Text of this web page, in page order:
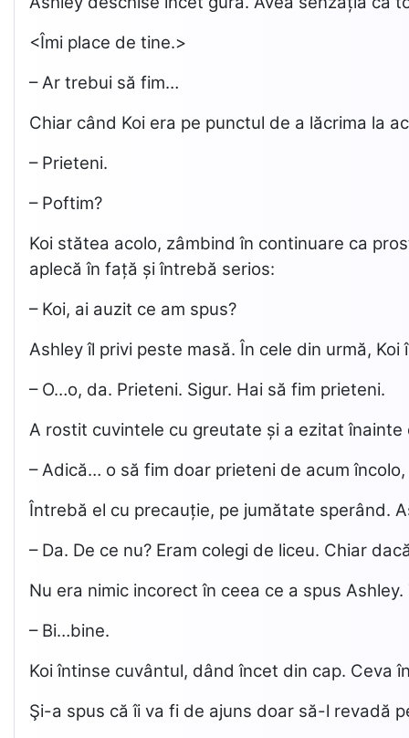
<Îmi place de tine.>
– Ar trebui să fim…
Chiar când Koi era pe punctul de a lăcrima la
– Prieteni.
– Poftim?
Koi stătea acolo, zâmbind în continuare ca
aplecă în față și întrebă serios:
– Koi, ai auzit ce am spus?
Ashley îl privi peste masă. În cele din urmă,
– O…o, da. Prieteni. Sigur. Hai să fim prieteni.
A rostit cuvintele cu greutate și a ezitat înainte
– Adică… o să fim doar prieteni de acum
Întrebă el cu precauție, pe jumătate sperând.
– Da. De ce nu? Eram colegi de liceu. Chiar
Nu era nimic incorect în ceea ce a spus
– Bi…bine.
Koi întinse cuvântul, dând încet din cap. Ceva
Şi-a spus că îi va fi de ajuns doar să-l revadă